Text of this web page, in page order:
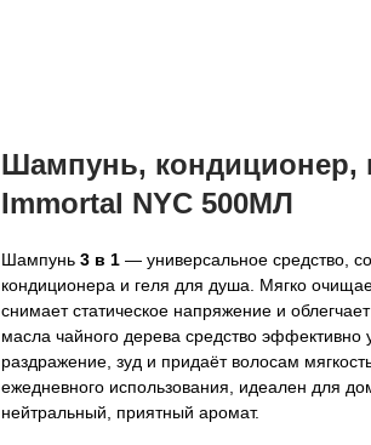
Шампунь, кондиционер,
Immortal NYC 500МЛ
Шампунь 3 в 1 — универсальное средство,
кондиционера и геля для душа. Мягко
снимает статическое напряжение и
масла чайного дерева средство эффективно
раздражение, зуд и придаёт волосам
ежедневного использования, идеален для
нейтральный, приятный аромат.